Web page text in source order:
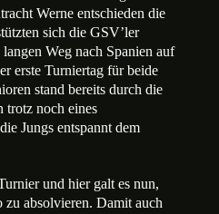
Werne entschieden die
sich die GSV’ler
Weg nach Spanien auf
erste Turniertag für beide
stand bereits durch die
trotz noch eines
Jungs entspannt dem
und hier galt es nun,
zu absolvieren. Damit auch